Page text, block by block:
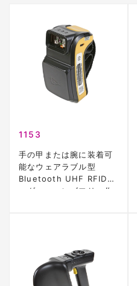
1153
手の甲または腕に装着可
能なウェアラブル型
Bluetooth UHF RFIDリ
ーダー。ハンズフリー作